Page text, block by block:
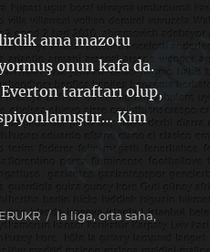
ama mazotu
onun kafa da.
taraftarı olup,
Kim
Etiketler
la liga, orta saha,